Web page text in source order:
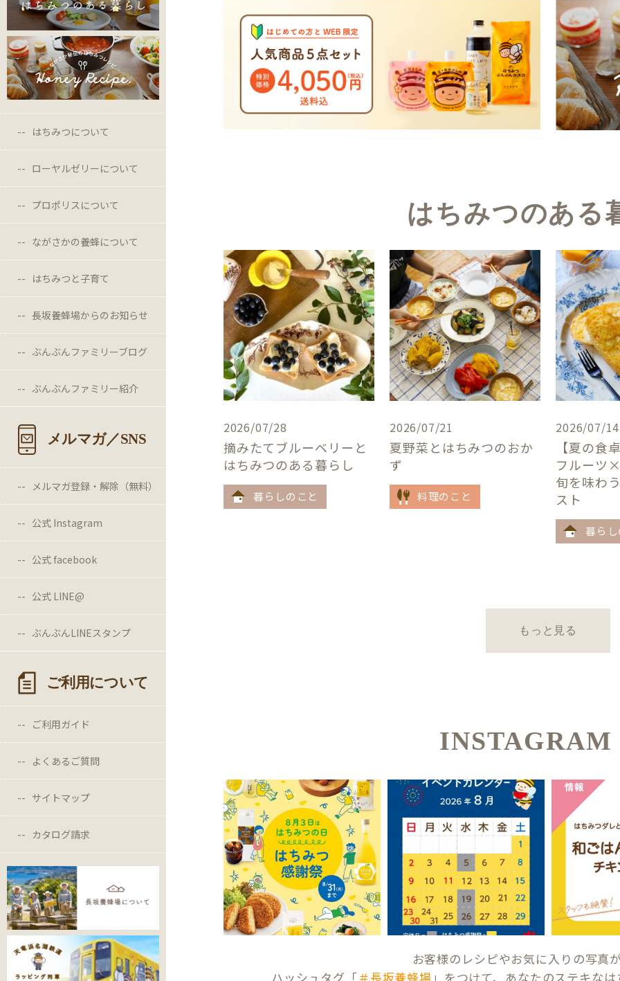
はちみつについて
ローヤルゼリーについて
プロポリスについて
ながさかの養蜂について
はちみつと子育て
長坂養蜂場からのお知らせ
ぶんぶんファミリーブログ
ぶんぶんファミリー紹介
メルマガ／SNS
メルマガ登録・解除（無料）
公式 Instagram
公式 facebook
公式 LINE@
ぶんぶんLINEスタンプ
ご利用について
ご利用ガイド
よくあるご質問
サイトマップ
カタログ請求
はちみつのある
2026/07/28
摘みたてブルーベリーと
はちみつのある暮らし
暮らしのこと
2026/07/21
夏野菜とはちみつのおか
ず
料理のこと
2026/07/14
【夏の食
フルーツ
旬を味わ
スト
暮ら
もっと見る
INSTAGRAM
お客様のレシピやお気に入りの写真
ハッシュタグ「＃長坂養蜂場 」をつけて、あなたのステキな